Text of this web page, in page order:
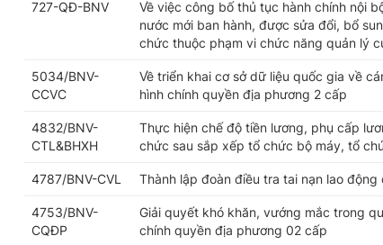
727-QĐ-BNV
Về việc công bố thủ tục hành chính nội
nước mới ban hành, được sửa đổi, bổ
chức thuộc phạm vi chức năng quản lý
5034/BNV-
CCVC
Về triển khai cơ sở dữ liệu quốc gia về
hình chính quyền địa phương 2 cấp
4832/BNV-
CTL&BHXH
Thực hiện chế độ tiền lương, phụ cấp
chức sau sắp xếp tổ chức bộ máy, tổ
4787/BNV-CVL Thành lập đoàn điều tra tai nạn lao động
4753/BNV-
CQĐP
Giải quyết khó khăn, vướng mắc trong
chính quyền địa phương 02 cấp